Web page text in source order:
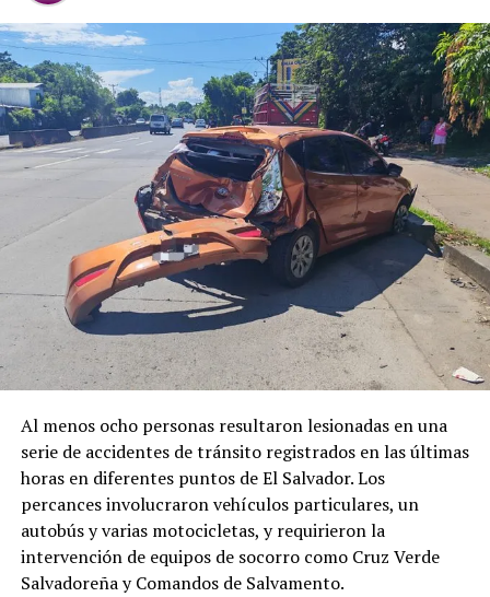
Al menos ocho personas resultaron lesionadas en una
serie de accidentes de tránsito registrados en las últimas
horas en diferentes puntos de El Salvador. Los
percances involucraron vehículos particulares, un
autobús y varias motocicletas, y requirieron la
intervención de equipos de socorro como Cruz Verde
Salvadoreña y Comandos de Salvamento.